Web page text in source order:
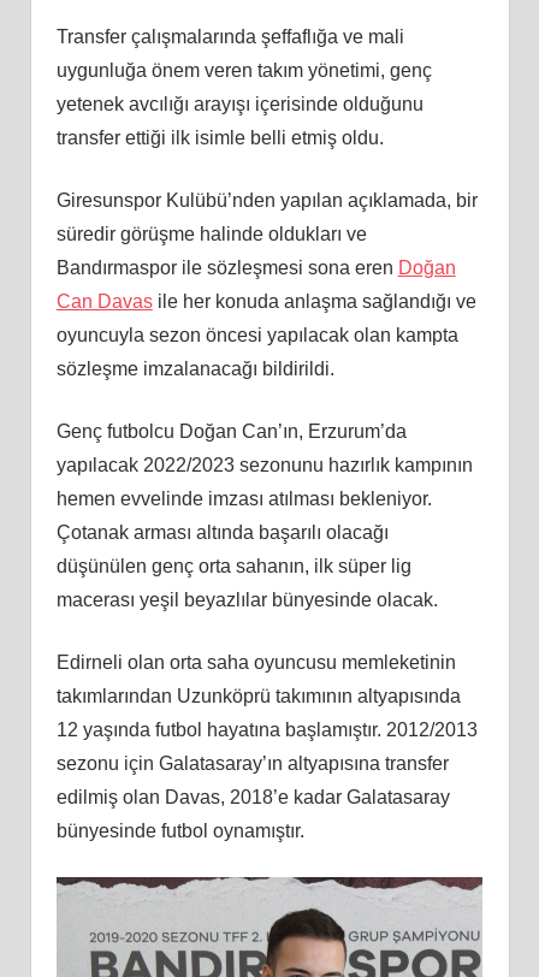
Transfer çalışmalarında şeffaflığa ve mali
uygunluğa önem veren takım yönetimi, genç
yetenek avcılığı arayışı içerisinde olduğunu
transfer ettiği ilk isimle belli etmiş oldu.
Giresunspor Kulübü’nden yapılan açıklamada, bir
süredir görüşme halinde oldukları ve
Bandırmaspor ile sözleşmesi sona eren Doğan
Can Davasile her konuda anlaşma sağlandığı ve
oyuncuyla sezon öncesi yapılacak olan kampta
sözleşme imzalanacağı bildirildi.
Genç futbolcu Doğan Can’ın, Erzurum’da
yapılacak 2022/2023 sezonunu hazırlık kampının
hemen evvelinde imzası atılması bekleniyor.
Çotanak arması altında başarılı olacağı
düşünülen genç orta sahanın, ilk süper lig
macerası yeşil beyazlılar bünyesinde olacak.
Edirneli olan orta saha oyuncusu memleketinin
takımlarından Uzunköprü takımının altyapısında
12 yaşında futbol hayatına başlamıştır. 2012/2013
sezonu için Galatasaray’ın altyapısına transfer
edilmiş olan Davas, 2018’e kadar Galatasaray
bünyesinde futbol oynamıştır.